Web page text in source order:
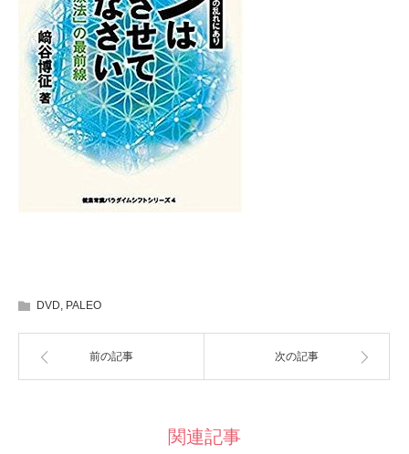
DVD PALEO
前の記事 次の記事
関連記事